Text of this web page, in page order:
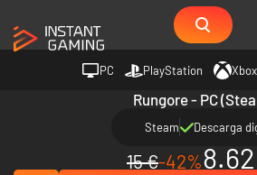
PC PlayStation Xbox
Rungore - PC
Steam Descarga
15 €-42%